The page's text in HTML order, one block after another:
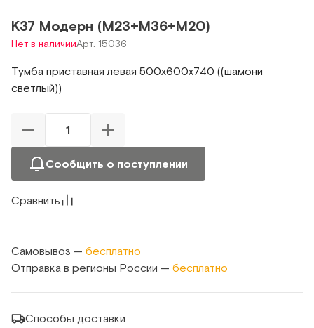
К37 Модерн (М23+М36+М20)
Нет в наличииАрт. 15036
Тумба приставная левая 500х600х740 ((шамони
светлый))
Сообщить о поступлении
Сравнить
Самовывоз — бесплатно
Отправка в регионы России — бесплатно
Способы доставки